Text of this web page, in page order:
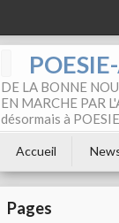
DE LA BONNE
EN MARCHE PAR
désormais à
Accueil
Pages